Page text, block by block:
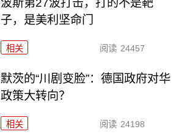
子，是美利坚命门
相关 阅读 24457
默茨的“川剧变脸”：德国政府对华
政策大转向？
相关 阅读 24198